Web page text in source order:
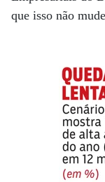
que isso não